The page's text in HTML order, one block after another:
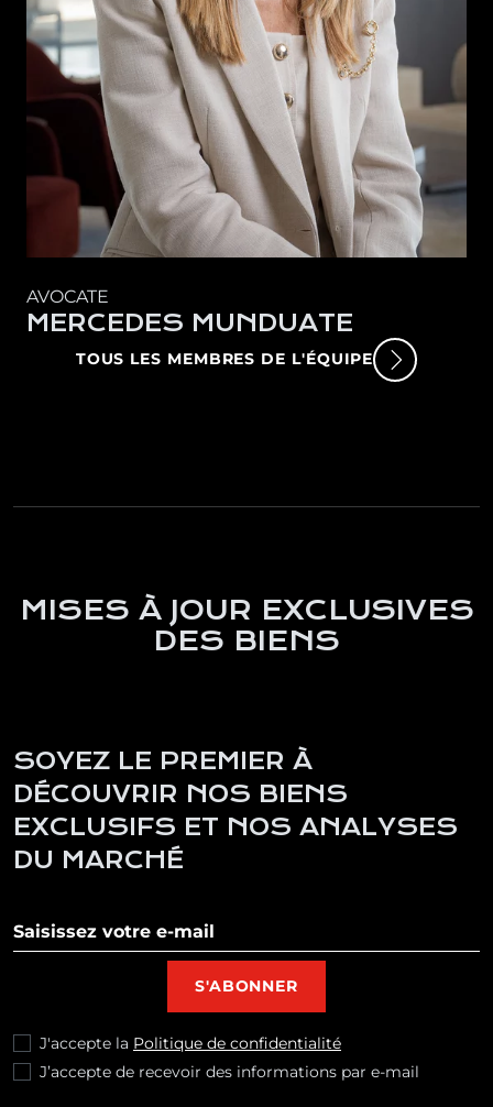
AVOCATE
MERCEDES MUNDUATE
TOUS LES MEMBRES DE L'ÉQUIPE
MISES À JOUR EXCLUSIVES
DES BIENS
SOYEZ LE PREMIER À
DÉCOUVRIR NOS BIENS
EXCLUSIFS ET NOS ANALYSES
DU MARCHÉ
S'abonner à notre newsletter
S'ABONNER
J'accepte la Politique de confidentialité
J’accepte de recevoir des informations par e-mail